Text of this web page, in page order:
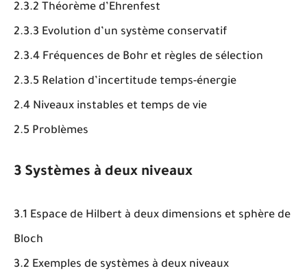
2.3.2 Théorème d’Ehrenfest
2.3.3 Evolution d’un système conservatif
2.3.4 Fréquences de Bohr et règles de sélection
2.3.5 Relation d’incertitude temps-énergie
2.4 Niveaux instables et temps de vie
2.5 Problèmes
3 Systèmes à deux niveaux
3.1 Espace de Hilbert à deux dimensions et sphère de
Bloch
3.2 Exemples de systèmes à deux niveaux